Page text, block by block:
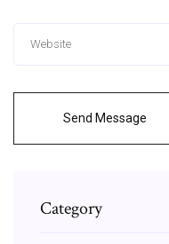
Send Message
Category